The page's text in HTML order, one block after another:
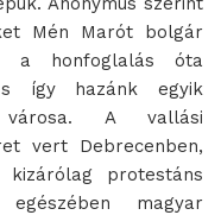
Mén Marót bolgár
a honfoglalás óta
így hazánk egyik
városa. A vallási
vert Debrecenben,
protestáns
magyar